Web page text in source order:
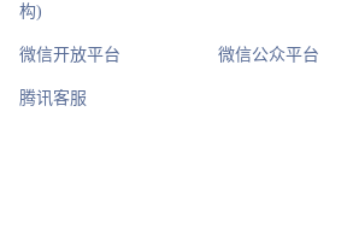
构)
微信开放平台 微信公众平台
腾讯客服